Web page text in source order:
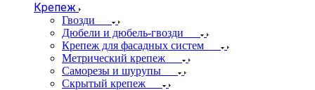
Крепеж
Гвозди
Дюбели и дюбель-гвозди
Крепеж для фасадных систем
Метрический крепеж
Саморезы и шурупы
Скрытый крепеж